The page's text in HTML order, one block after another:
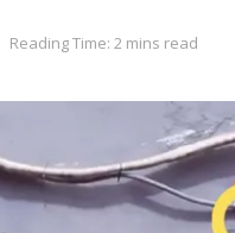
Reading Time: 2 mins read